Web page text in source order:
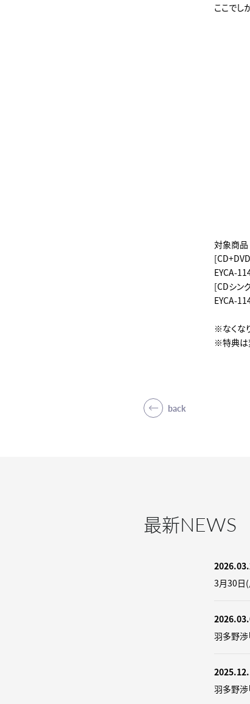
ここでし
対象商品
EYCA-
[CDシン
EYCA-
※なくな
※特典は
back
最新NEWS
3月30日(
羽多野渉
羽多野渉